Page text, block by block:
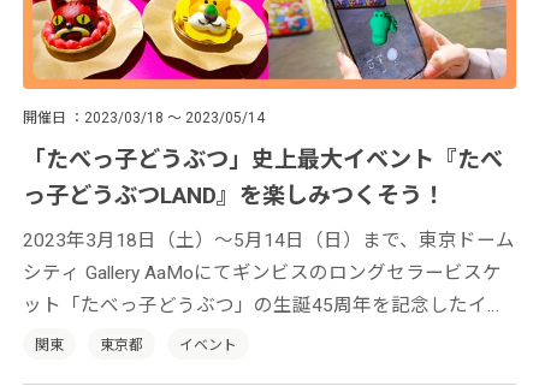
開催日 2023/03/18 ～ 2023/05/14
「たべっ子どうぶつ」史上最大イベント『たべ
っ子どうぶつLAND』を楽しみつくそう！
2023年3月18日（土）〜5月14日（日）まで、東京ドーム
シティ Gallery AaMoにてギンビスのロングセラービスケ
ット「たべっ子どうぶつ」の生誕45周年を記念したイベ
ント『たべっ子どうぶつLAND』が開催中。多彩なコンテ
関東 東京都 イベント